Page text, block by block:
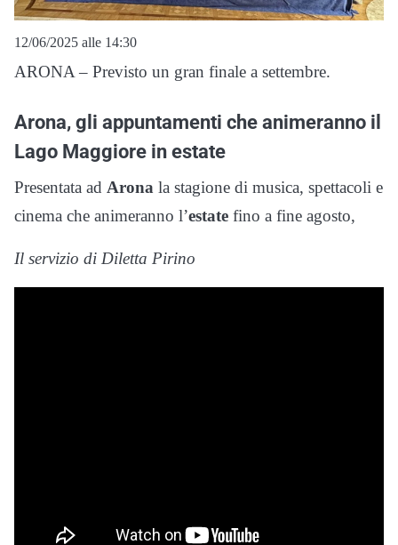
12/06/2025 alle 14:30
ARONA – Previsto un gran finale a settembre.
Arona, gli appuntamenti che animeranno il
Lago Maggiore in estate
Presentata ad Arona la stagione di musica, spettacoli e
cinema che animeranno l’estate fino a fine agosto,
Il servizio di Diletta Pirino